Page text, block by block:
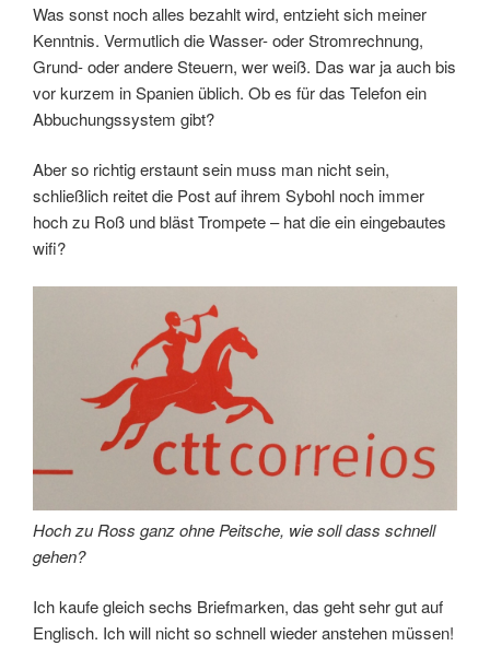
Was sonst noch alles bezahlt wird, entzieht sich meiner
Kenntnis. Vermutlich die Wasser- oder Stromrechnung,
Grund- oder andere Steuern, wer weiß. Das war ja auch bis
vor kurzem in Spanien üblich. Ob es für das Telefon ein
Abbuchungssystem gibt?
Aber so richtig erstaunt sein muss man nicht sein,
schließlich reitet die Post auf ihrem Sybohl noch immer
hoch zu Roß und bläst Trompete – hat die ein eingebautes
wifi?
Hoch zu Ross ganz ohne Peitsche, wie soll dass schnell
gehen?
Ich kaufe gleich sechs Briefmarken, das geht sehr gut auf
Englisch. Ich will nicht so schnell wieder anstehen müssen!